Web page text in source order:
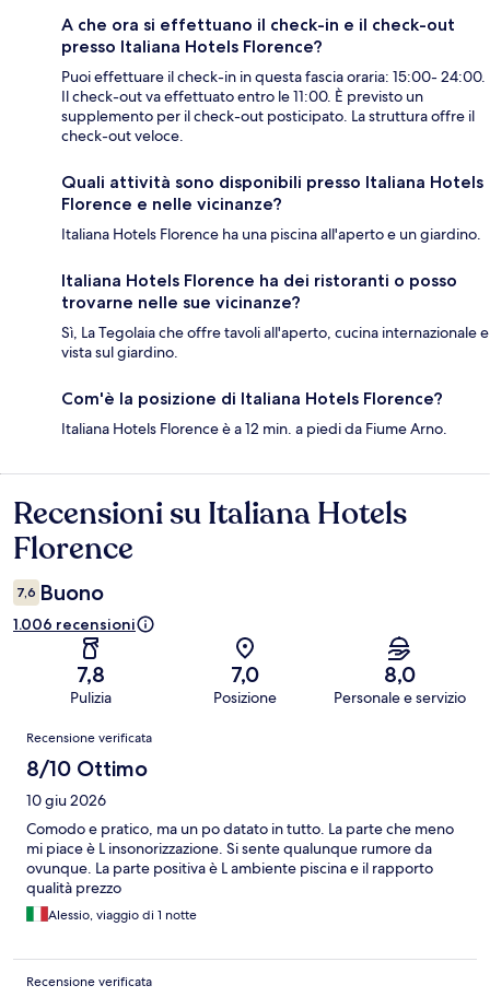
A che ora si effettuano il check-in e il check-out
presso Italiana Hotels Florence?
Puoi effettuare il check-in in questa fascia oraria: 15:00- 24:00.
Il check-out va effettuato entro le 11:00. È previsto un
supplemento per il check-out posticipato. La struttura offre il
check-out veloce.
Quali attività sono disponibili presso Italiana Hotels
Florence e nelle vicinanze?
Italiana Hotels Florence ha una piscina all'aperto e un giardino.
Italiana Hotels Florence ha dei ristoranti o posso
trovarne nelle sue vicinanze?
Sì, La Tegolaia che offre tavoli all'aperto, cucina internazionale e
vista sul giardino.
Com'è la posizione di Italiana Hotels Florence?
Italiana Hotels Florence è a 12 min. a piedi da Fiume Arno.
Recensioni
Recensioni su Italiana Hotels
Florence
7,6 Buono
1.006 recensioni
7,8
Pulizia
7,0
Posizione
8,0
Personale e servizio
Recensioni
Recensione verificata
8/10 Ottimo
10 giu 2026
Comodo e pratico, ma un po datato in tutto. La parte che meno
mi piace è L insonorizzazione. Si sente qualunque rumore da
ovunque. La parte positiva è L ambiente piscina e il rapporto
qualità prezzo
Alessio, viaggio di 1 notte
Recensione verificata